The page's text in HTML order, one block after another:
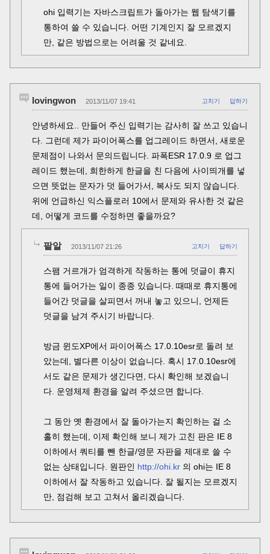
ohi 입력기는 자바스크립트가 돌아가는 웹 탐색기를
통하여 쓸 수 있습니다. 어떤 기계인지 잘 모르겠지
만, 같은 방법으로는 어려울 것 같네요.
lovingwon 2013/11/07 19:41 고치기 답하기
안녕하세요.. 만들어 주신 입력기는 감사히 잘 쓰고 있습니
다. 그런데 제가 파이어폭스를 업그레이드 하면서, 새로운
문제점이 나와서 문의드립니다. 파폭ESR 17.0.9 로 업그
레이드 했는데, 희한하게 한글을 친 다음에 사이띄개를 넣
으면 뜻없는 문자가 덧 들어가서, 복사도 되지 않습니다.
위에 언급하신 익스플로러 10에서 문제와 유사한 것 같은
데, 어떻게 코드를 수정하면 좋을까요?
팥알 2013/11/07 21:26 고치기 답하기
스팸 거르개가 엄격하게 작동하는 통에 덧글이 휴지
통에 들어가는 일이 종종 있습니다. 때때로 휴지통에
들어간 덧글을 살피면서 꺼내 놓고 있으니, 언제든
덧글을 남겨 주시기 바랍니다.
방금 윈도XP에서 파이어폭스 17.0.10esr로 돌려 보
았는데, 별다른 이상이 없습니다. 혹시 17.0.10esr에
서도 같은 문제가 생긴다면, 다시 확인해 보겠습니
다. 운영체제 환경을 알려 주셨으면 합니다.
그 동안 옛 환경에서 잘 돌아가는지 확인하는 걸 소
홀히 했는데, 이제 확인해 보니 제가 고친 판은 IE 8
이하에서 쿼티를 뺀 한글/영문 자판을 제대로 쓸 수
없는 상태입니다. 원판인 http://ohi.kr 의 ohi는 IE 8
이하에서 잘 작동하고 있습니다. 잘 될지는 모르겠지
만, 점검해 보고 고쳐서 올리겠습니다.